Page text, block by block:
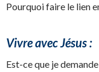
Pourquoi faire le lien
Vivre avec Jésus :
Est-ce que je